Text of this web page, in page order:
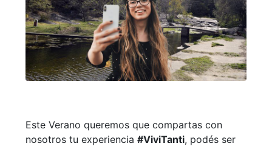
Este Verano queremos que compartas con
nosotros tu experiencia #ViviTanti, podés ser